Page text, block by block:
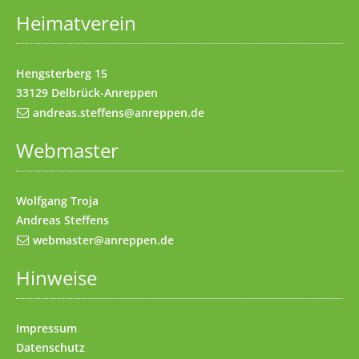
Impressum(Access key 8)
Kontakt(Access key 9)
Heimatverein
Hengsterberg 15
33129 Delbrück-Anreppen
andreas.steffens@anreppen.de
Webmaster
Wolfgang Troja
Andreas Steffens
webmaster@anreppen.de
Hinweise
Impressum
Datenschutz